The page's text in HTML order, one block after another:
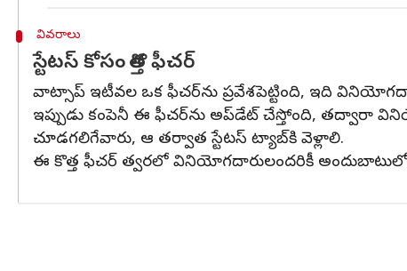
వివరాలు
స్టేటస్ కోసం కొత్త ఫీచర్
వాట్సాప్ ఇటీవల ఒక ఫీచర్‌ను ప్రవేశపెట్టింది, ఇది
ఇప్పుడు కంపెనీ ఈ ఫీచర్‌ను అప్‌డేట్ చేస్తోంది, తద్వారా
చూడగలిగేవారు, ఆ తర్వాత స్టేటస్ ట్యాబ్‌కి వెళ్లాలి.
ఈ కొత్త ఫీచర్ త్వరలో వినియోగదారులందరికీ